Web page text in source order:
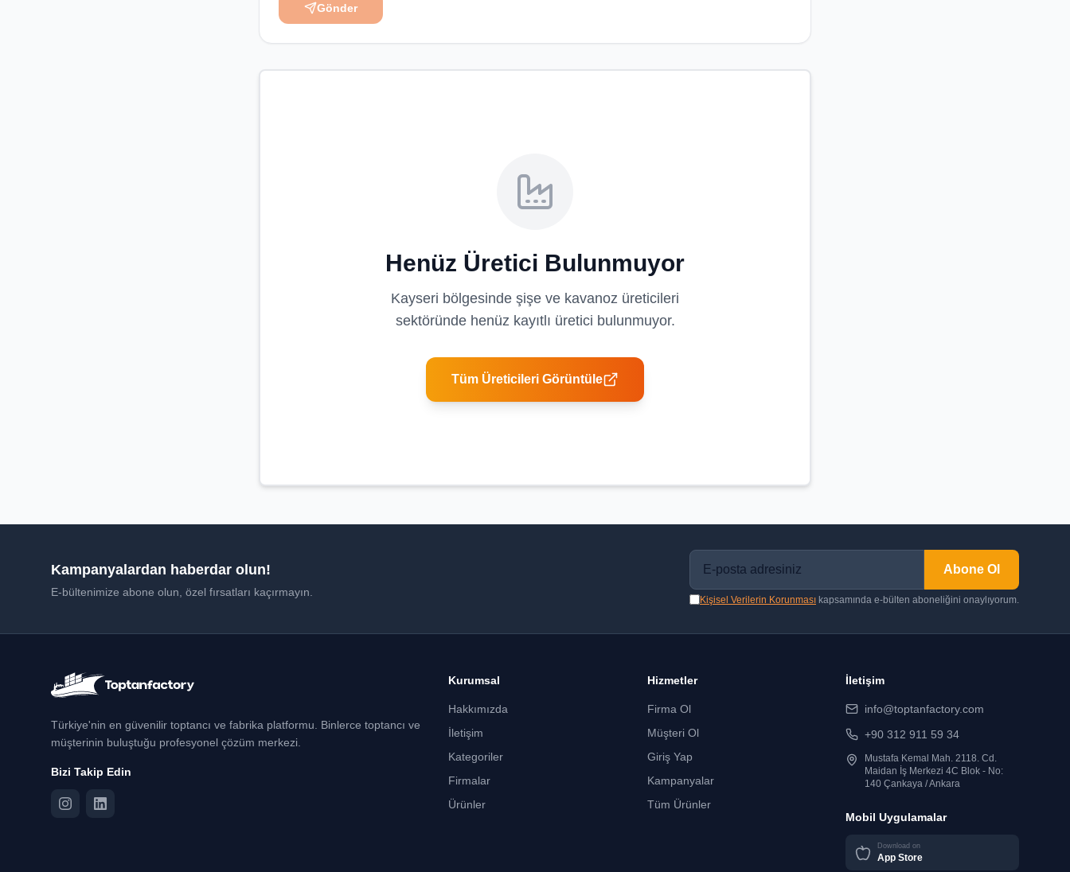
Gönder
Henüz Üretici Bulunmuyor
Kayseri bölgesinde şişe ve kavanoz üreticileri
sektöründe henüz kayıtlı üretici bulunmuyor.
Tüm Üreticileri Görüntüle
Kampanyalardan haberdar olun!
E-bültenimize abone olun, özel fırsatları kaçırmayın.
Abone Ol
Kişisel Verilerin Korunması kapsamında e-bülten aboneliğini onaylıyorum.
Türkiye'nin en güvenilir toptancı ve fabrika platformu. Binlerce toptancı ve
müşterinin buluştuğu profesyonel çözüm merkezi.
Bizi Takip Edin
Kurumsal
Hakkımızda
İletişim
Kategoriler
Firmalar
Ürünler
Hizmetler
Firma Ol
Müşteri Ol
Giriş Yap
Kampanyalar
Tüm Ürünler
İletişim
info@toptanfactory.com
+90 312 911 59 34
Mustafa Kemal Mah. 2118. Cd.
Maidan İş Merkezi 4C Blok - No:
140 Çankaya / Ankara
Mobil Uygulamalar
Download on
App Store